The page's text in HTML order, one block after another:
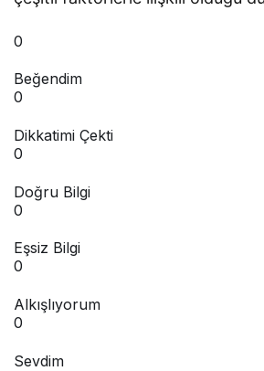
0
Beğendim
0
Dikkatimi Çekti
0
Doğru Bilgi
0
Eşsiz Bilgi
0
Alkışlıyorum
0
Sevdim